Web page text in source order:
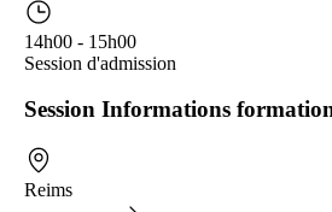
14h00 - 15h00
Session d'admission
Session Informations
Reims